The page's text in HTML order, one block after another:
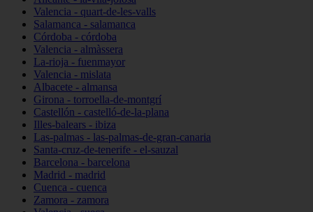
Valencia - quart-de-les-valls
Salamanca - salamanca
Córdoba - córdoba
Valencia - almàssera
La-rioja - fuenmayor
Valencia - mislata
Albacete - almansa
Girona - torroella-de-montgrí
Castellón - castelló-de-la-plana
Illes-balears - ibiza
Las-palmas - las-palmas-de-gran-canaria
Santa-cruz-de-tenerife - el-sauzal
Barcelona - barcelona
Madrid - madrid
Cuenca - cuenca
Zamora - zamora